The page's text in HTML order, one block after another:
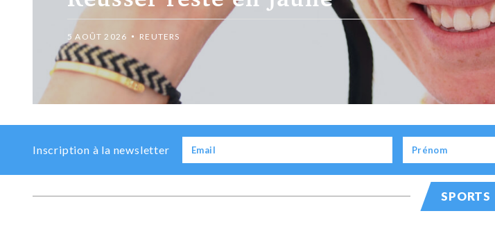
5 AOÛT 2026
PreviousNext
Inscription à la newsletter
SPORTS